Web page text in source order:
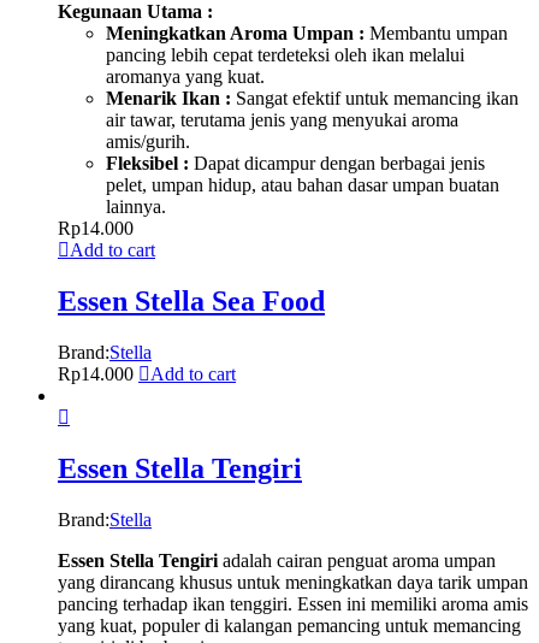
Kegunaan Utama :
Meningkatkan Aroma Umpan : Membantu umpan
pancing lebih cepat terdeteksi oleh ikan melalui
aromanya yang kuat.
Menarik Ikan : Sangat efektif untuk memancing ikan
air tawar, terutama jenis yang menyukai aroma
amis/gurih.
Fleksibel : Dapat dicampur dengan berbagai jenis
pelet, umpan hidup, atau bahan dasar umpan buatan
lainnya.
Rp14.000
Add to cart
Essen Stella Sea Food
Brand:Stella
Rp14.000 Add to cart
Essen Stella Tengiri
Brand:Stella
Essen Stella Tengiri adalah cairan penguat aroma umpan
yang dirancang khusus untuk meningkatkan daya tarik umpan
pancing terhadap ikan tenggiri. Essen ini memiliki aroma amis
yang kuat, populer di kalangan pemancing untuk memancing